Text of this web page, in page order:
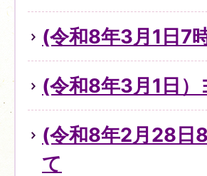
(令和8年3月1日7
(令和8年3月1日
(令和8年2月28日
て